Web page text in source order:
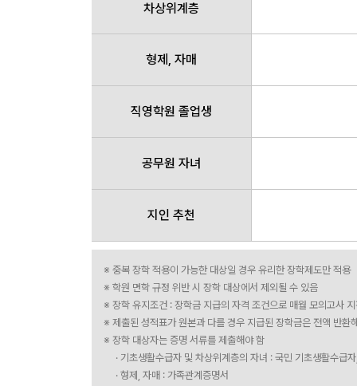
차상위계층
형제, 자매
직영학원 졸업생
공무원 자녀
지인 추천
※ 중복 장학 적용이 가능한 대상일 경우 유리한 장학제도만 적용
※ 학원 면학 규정 위반 시 장학 대상에서 제외될 수 있음
※ 장학 유지조건 : 장학금 지급의 자격 조건으로 매월 모의고사
※ 제출된 성적표가 원본과 다를 경우 지급된 장학금은 전액 반환
※ 장학 대상자는 증명 서류를 제출해야 함
· 기초생활수급자 및 차상위계층의 자녀 : 국민 기초생활수급
· 형제, 자매 : 가족관계증명서